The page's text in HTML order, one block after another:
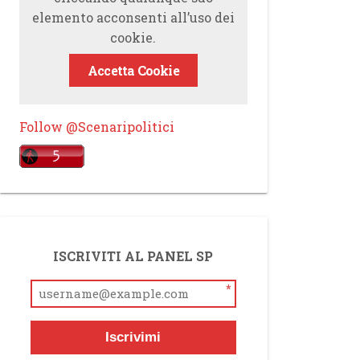
elemento acconsenti all’uso dei
cookie.
Accetta Cookie
Follow @Scenaripolitici
ISCRIVITI AL PANEL SP
*
Iscrivimi